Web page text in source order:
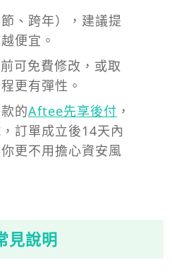
、跨年），建議提
便宜。
可免費修改，或取
更有彈性。
的Aftee先享後付 ，
訂單成立後14天內
更不用擔心資安風
見說明